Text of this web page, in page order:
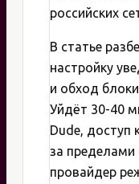
российских
В статье
настройку
и обход
Уйдёт 30-40
Dude, доступ
за
провайдер